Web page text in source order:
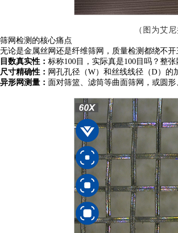
（图为艾
筛网检测的核心痛点
无论是金属丝网还是纤维筛网，质量检测都绕不开
目数真实性： 标称100目，实际真是100目吗？整
尺寸精确性： 网孔孔径（W）和丝线线径（D）的
异形网测量： 面对筛篮、滤筒等曲面筛网，或圆